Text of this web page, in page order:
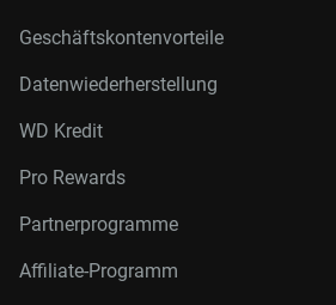
Geschäftskontenvorteile
Datenwiederherstellung
WD Kredit
Pro Rewards
Partnerprogramme
Affiliate-Programm